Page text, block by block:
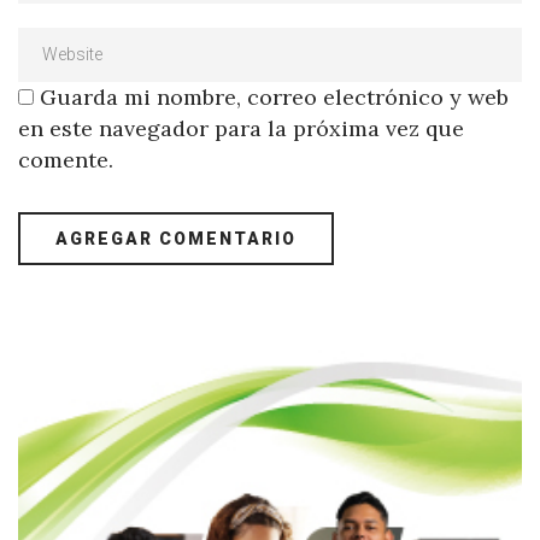
Guarda mi nombre, correo electrónico y web
en este navegador para la próxima vez que
comente.